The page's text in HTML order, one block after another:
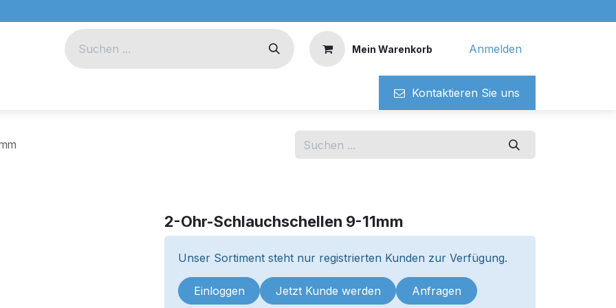
Mein Warenkorb Anmelden
Kontaktieren ​​Si​​e uns
2-Ohr-Schlauchschellen 9-11mm
Unser Sortiment steht nur registrierten Kunden zur Verfügung.
Einloggen Jetzt Kunde werden Anfragen